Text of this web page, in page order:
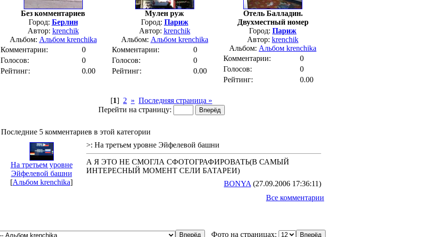
Без комментариев
Город: Берлин
Автор: krenchik
Альбом: Альбом krenchika
Комментарии:
0
Голосов:
0
Рейтинг:
0.00
Мулен руж
Город: Париж
Автор: krenchik
Альбом: Альбом krenchika
Комментарии:
0
Голосов:
0
Рейтинг:
0.00
Отель Балладин.
Двухместный номер
Город: Париж
Автор: krenchik
Альбом: Альбом krenchika
Комментарии:
0
Голосов:
0
Рейтинг:
0.00
[1] 2 » Последняя страница »
Перейти на страницу:
Последние 5 комментариев в этой категории
На третьем уровне
Эйфелевой башни
[Альбом krenchika]
>: На третьем уровне Эйфелевой башни
А Я ЭТО НЕ СМОГЛА СФОТОГРАФИРОВАТЬ(В САМЫЙ
ИНТЕРЕСНЫЙ МОМЕНТ СЕЛИ БАТАРЕИ)
BONYA (27.09.2006 17:36:11)
Все комментарии
Фото на страницах: